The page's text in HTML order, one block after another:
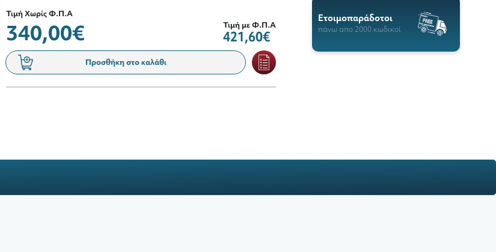
Τιμή Χωρίς Φ.Π.Α
340,00€ Τιμή με Φ.Π.Α
421,60€
Προσθήκη στο καλάθι
Ετοιμοπαράδοτοι
πάνω απο 2000 κωδικοί